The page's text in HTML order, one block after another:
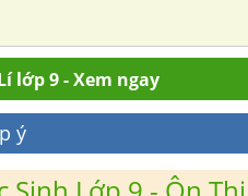
lớp 9 - Xem ngay
ý